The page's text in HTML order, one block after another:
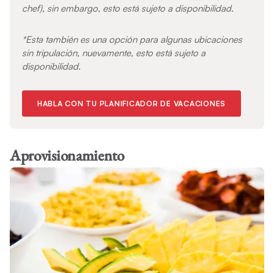
chef), sin embargo, esto está sujeto a disponibilidad.
*Esta también es una opción para algunas ubicaciones
sin tripulación, nuevamente, esto está sujeto a
disponibilidad.
HABLA CON TU PLANIFICADOR DE VACACIONES
Aprovisionamiento